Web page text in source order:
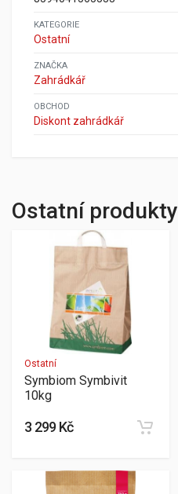
KATEGORIE
Ostatní
ZNAČKA
Zahrádkář
OBCHOD
Diskont zahrádkář
Ostatní produkty
Ostatní
Symbiom Symbivit
10kg
3 299 Kč